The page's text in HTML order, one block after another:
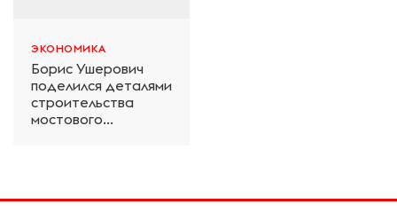
ЭКОНОМИКА
Борис Ушерович
поделился деталями
строительства
мостового